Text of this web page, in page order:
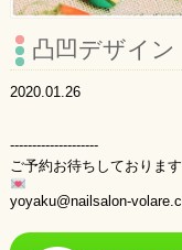
凸凹デザイン
2020.01.26
--------------------
ご予約お待ちしております
yoyaku@nailsalon-